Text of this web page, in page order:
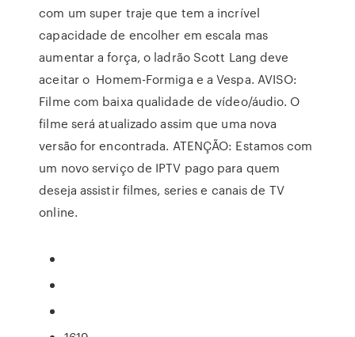
com um super traje que tem a incrível
capacidade de encolher em escala mas
aumentar a força, o ladrão Scott Lang deve
aceitar o Homem-Formiga e a Vespa. AVISO:
Filme com baixa qualidade de vídeo/áudio. O
filme será atualizado assim que uma nova
versão for encontrada. ATENÇÃO: Estamos com
um novo serviço de IPTV pago para quem
deseja assistir filmes, series e canais de TV
online.